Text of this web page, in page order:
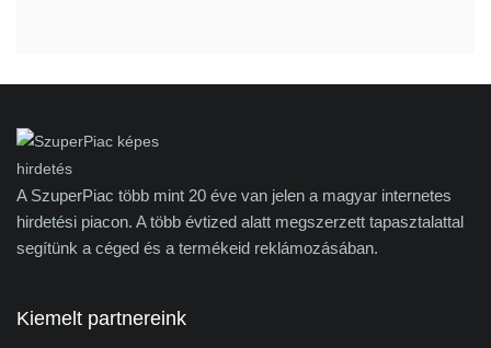
A SzuperPiac több mint 20 éve van jelen a magyar internetes
hirdetési piacon. A több évtized alatt megszerzett tapasztalattal
segítünk a céged és a termékeid reklámozásában.
Kiemelt partnereink